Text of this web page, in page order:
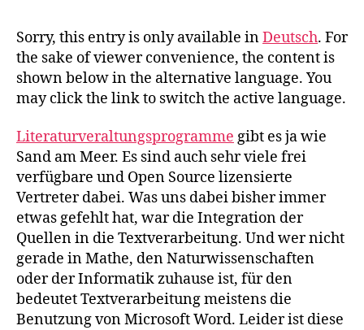
Sorry, this entry is only available inDeutsch. For
the sake of viewer convenience, the content is
shown below in the alternative language. You
may click the link to switch the active language.
Literaturveraltungsprogramme gibt es ja wie
Sand am Meer. Es sind auch sehr viele frei
verfügbare und Open Source lizensierte
Vertreter dabei. Was uns dabei bisher immer
etwas gefehlt hat, war die Integration der
Quellen in die Textverarbeitung. Und wer nicht
gerade in Mathe, den Naturwissenschaften
oder der Informatik zuhause ist, für den
bedeutet Textverarbeitung meistens die
Benutzung von Microsoft Word. Leider ist diese